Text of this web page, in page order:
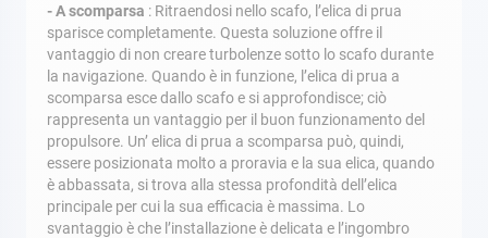
- A scomparsa : Ritraendosi nello scafo, l’elica di prua
sparisce completamente. Questa soluzione offre il
vantaggio di non creare turbolenze sotto lo scafo durante
la navigazione. Quando è in funzione, l’elica di prua a
scomparsa esce dallo scafo e si approfondisce; ciò
rappresenta un vantaggio per il buon funzionamento del
propulsore. Un’ elica di prua a scomparsa può, quindi,
essere posizionata molto a proravia e la sua elica, quando
è abbassata, si trova alla stessa profondità dell’elica
principale per cui la sua efficacia è massima. Lo
svantaggio è che l’installazione è delicata e l’ingombro